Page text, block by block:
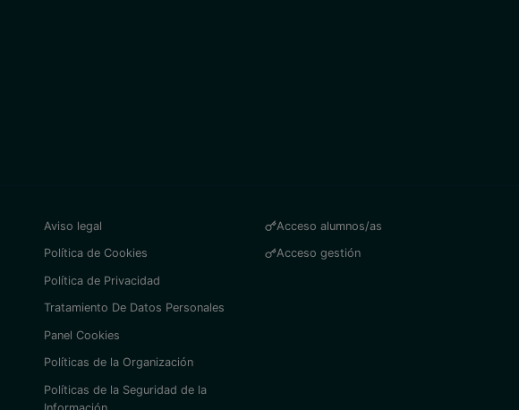
Aviso legal
Política de Cookies
Política de Privacidad
Tratamiento De Datos Personales
Panel Cookies
Políticas de la Organización
Políticas de la Seguridad de la
Acceso alumnos/as
Acceso gestión